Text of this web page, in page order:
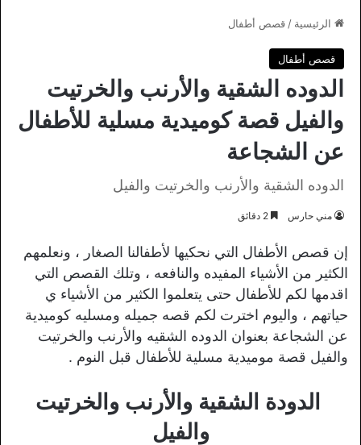
الرئيسية / قصص أطفال
قصص أطفال
الدوده الشقية والأرنب والخرتيت
والفيل قصة كوميدية مسلية للأطفال
عن الشجاعة
الدوده الشقية والأرنب والخرتيت والفيل
مني حارس
إن قصص الأطفال التي نحكيها لأطفالنا الصغار ، ونعلمهم
الكثير من الأشياء المفيده والنافعه ، وتلك القصص التي
اقدمها لكم للأطفال حتى يتعلموا الكثير من الأشياء ي
حياتهم ، واليوم اخترت لكم قصه جميله ومسليه كوميدية
عن الشجاعة بعنوان الدوده الشقيه والأرنب والخرتيت
والفيل قصة موميدية مسلية للأطفال قبل النوم .
الدودة الشقية والأرنب والخرتيت
والفيل